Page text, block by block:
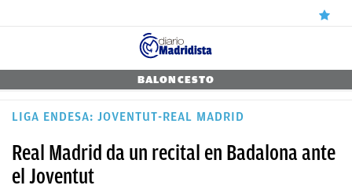
MADRID
BALONCESTO
LIGA ENDESA: JOVENTUT-REAL MADRID
Real Madrid da un recital en Badalona ante
el Joventut